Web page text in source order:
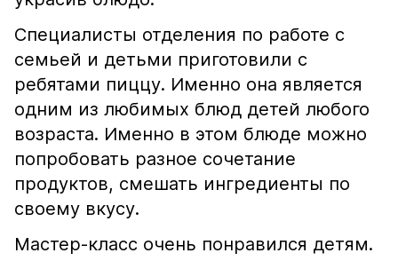
Специалисты отделения по работе с
семьей и детьми приготовили с
ребятами пиццу. Именно она является
одним из любимых блюд детей любого
возраста. Именно в этом блюде можно
попробовать разное сочетание
продуктов, смешать ингредиенты по
своему вкусу.
Мастер-класс очень понравился детям.